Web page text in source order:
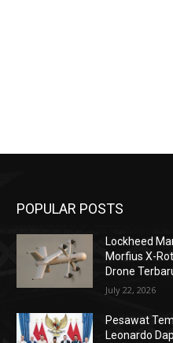
POPULAR POSTS
Lockheed
Morfius X-
Drone
July 22, 2026
Pesawat
Leonardo